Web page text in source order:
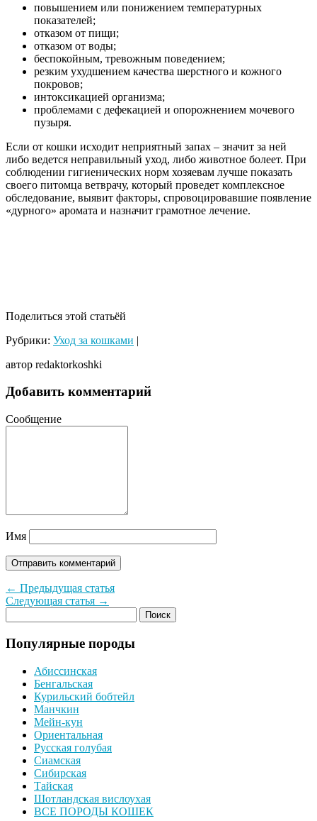
повышением или понижением температурных
показателей;
отказом от пищи;
отказом от воды;
беспокойным, тревожным поведением;
резким ухудшением качества шерстного и кожного
покровов;
интоксикацией организма;
проблемами с дефекацией и опорожнением мочевого
пузыря.
Если от кошки исходит неприятный запах – значит за ней
либо ведется неправильный уход, либо животное болеет. При
соблюдении гигиенических норм хозяевам лучше показать
своего питомца ветврачу, который проведет комплексное
обследование, выявит факторы, спровоцировавшие появление
«дурного» аромата и назначит грамотное лечение.
Поделиться этой статьёй
Рубрики: Уход за кошками |
автор redaktorkoshki
Добавить комментарий
Сообщение
Имя
← Предыдущая статья
Следующая статья →
Популярные породы
Абиссинская
Бенгальская
Курильский бобтейл
Манчкин
Мейн-кун
Ориентальная
Русская голубая
Сиамская
Сибирская
Тайская
Шотландская вислоухая
ВСЕ ПОРОДЫ КОШЕК